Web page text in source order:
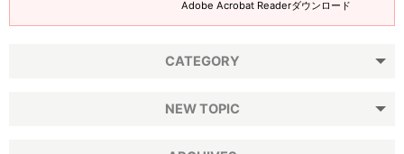
Adobe Acrobat Readerダウンロード
CATEGORY
NEW TOPIC